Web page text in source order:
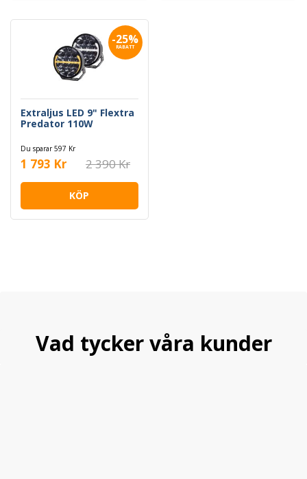
-25%
RABATT
Extraljus LED 9" Flextra
Predator 110W
Du sparar 597 Kr
1 793 Kr 2 390 Kr
KÖP
Vad tycker våra kunder